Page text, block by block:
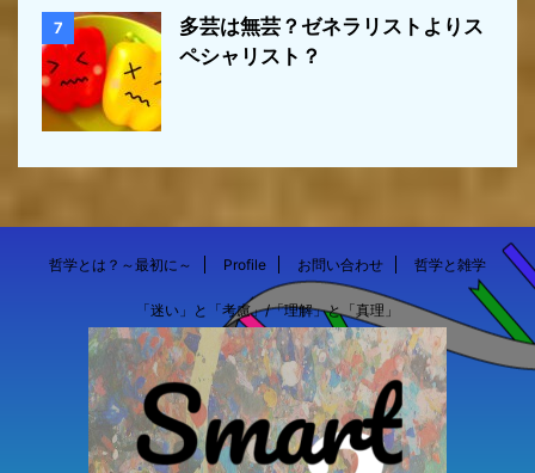
7
多芸は無芸？ゼネラリストよりス
ペシャリスト？
哲学とは？～最初に～ Profile お問い合わせ 哲学と雑学
「迷い」と「考慮」/「理解」と「真理」